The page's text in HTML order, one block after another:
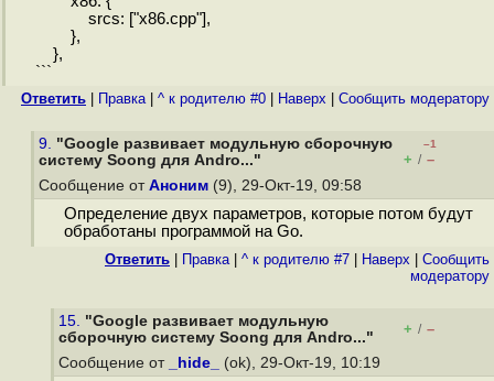
srcs: ["x86.cpp"],
},
},
```
Ответить Правка| ^ к родителю #0 Наверх Cообщить модератору
9. "Google развивает модульную сборочную
систему Soong для Andro..."
–1
+ / –
Сообщение от Аноним (9), 29-Окт-19, 09:58
Определение двух параметров, которые потом будут
обработаны программой на Go.
Ответить Правка| ^ к родителю #7 Наверх
Cообщить
модератору
15. "Google развивает модульную
сборочную систему Soong для Andro..."
+ / –
Сообщение от _hide_ (ok), 29-Окт-19, 10:19